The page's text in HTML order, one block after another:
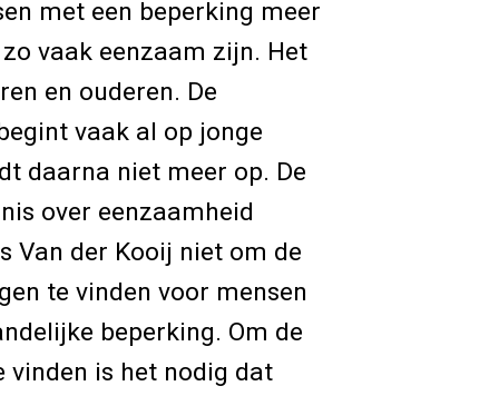
met een beperking meer
vaak eenzaam zijn. Het
en ouderen. De
vaak al op jonge
daarna niet meer op. De
over eenzaamheid
Van der Kooij niet om de
te vinden voor mensen
beperking. Om de
vinden is het nodig dat